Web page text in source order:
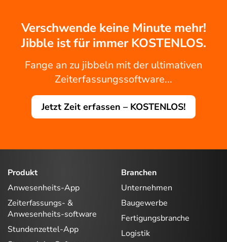
Verschwende keine Minute mehr!
Jibble ist für immer KOSTENLOS.
Fange an zu jibbeln mit der ultimativen
Zeiterfassungssoftware...
Jetzt Zeit erfassen – KOSTENLOS!
Produkt
Anwesenheits-App
Zeiterfassungs- &
Anwesenheits-software
Stundenzettel-App
Branchen
Unternehmen
Baugewerbe
Fertigungsbranche
Logistik